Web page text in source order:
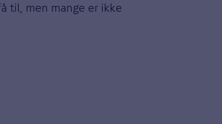
til, men mange er ikke